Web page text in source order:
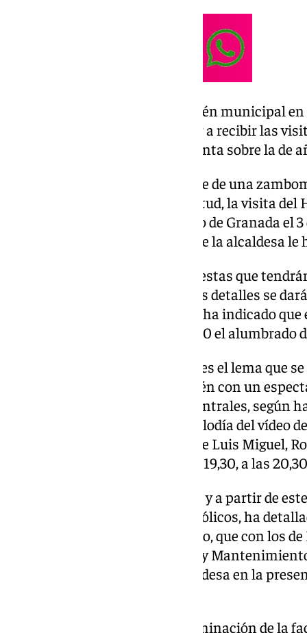
El 3 de diciembre se abrirá el belén municipal
Plaza del Carmen para empezar a recibir las
también una fecha que se adelanta sobre la de
La celebración el 21 de diciembre de una
organizada por el área de Juventud, la visita del
cargo de la hermandad del Rocío de Granada el
recuperó el año pasado y a la que la alcaldesa
Todo ello en el marco de unas fiestas que
cabalgata de Reyes Magos, cuyos detalles se
según ha explicado Carazo, que ha indicado
Ayuntamiento que fuera el día 30 el alumbrado
‘Granada te abraza en Navidad’ es el lema
de la ciudad, que contará también con un
más, que tendrá como temas centrales, según
Mayores, Carolina Amate, la melodía del vídeo
Europea en 2031, y villancicos de Luis Miguel,
ver en la Plaza del Carmen a las 19,30, a las
Se cortarán los fines de semana y a partir de
eje central en torno a Reyes Católicos, ha
Seguridad Ciudadana, Ana Agudo, que con los
Turismo, Juan Ramón Ferreira, y
acompañado también a la alcaldesa en la
En la Plaza del Carmen, a la iluminación de la